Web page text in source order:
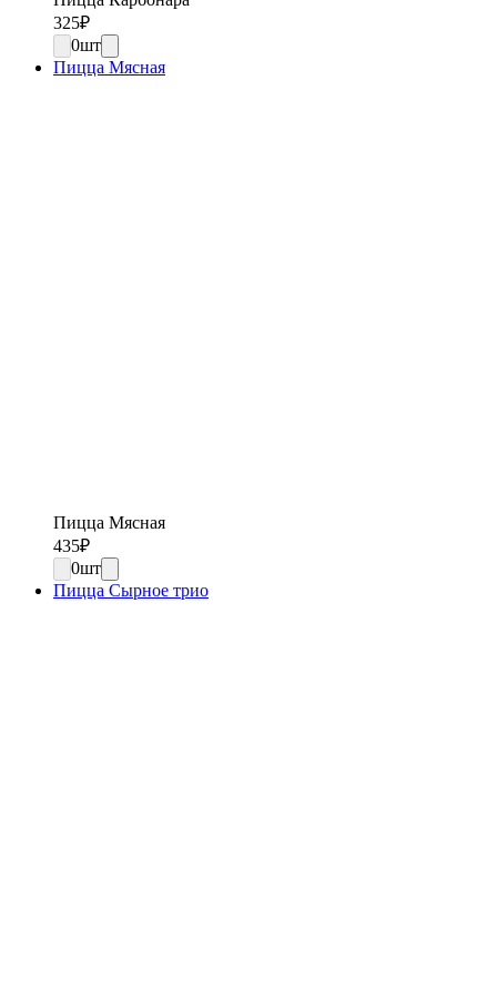
325₽
0шт
Пицца Мясная
Пицца Мясная
435₽
0шт
Пицца Сырное трио